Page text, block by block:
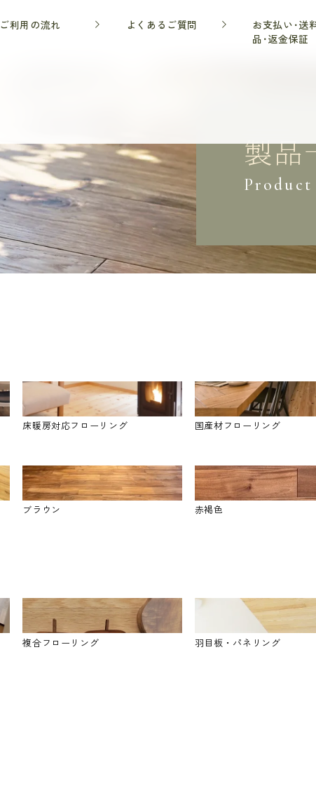
ご利用の流れ よくあるご質問
お支払い･送
品･返金保証
製品
Product
床暖房対応フローリング 国産材フローリング
ブラウン 赤褐色
複合フローリング 羽目板・パネリング